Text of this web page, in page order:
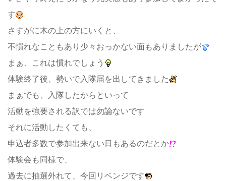
す
さすがに木の上の方にいくと、
不慣れなこともあり少々おっかない面もありましたが
まぁ、これは慣れでしょう
体験終了後、勢いで入隊届を出してきました
まぁでも、入隊したからといって
活動を強要される訳では勿論ないです
それに活動したくても、
申込者多数で参加出来ない日もあるのだとか
体験会も同様で、
過去に抽選外れて、今回リベンジです